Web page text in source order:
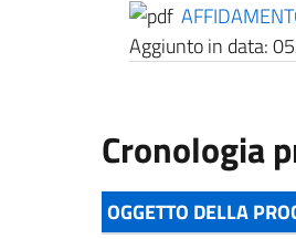
Aggiunto in data:
Cronologia
OGGETTO DELLA